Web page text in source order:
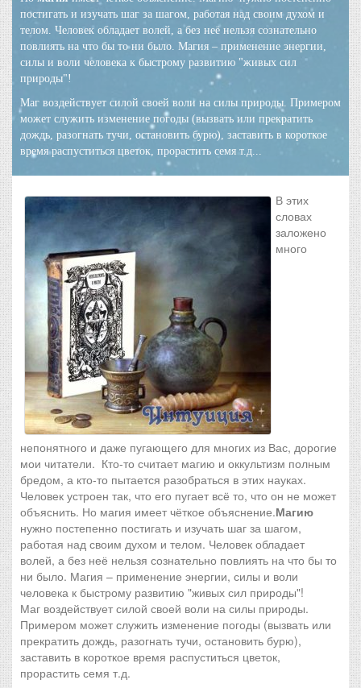
постигать и изучать шаг за шагом, работая над своим духом и
телом. Человек обладает волей, а без неё нельзя сознательно
повлиять на что бы то ни было. Магия – применение энергии,
силы и воли человека к быстрому развитию "живых сил
природы"!
Маг воздействует силой своей воли на силы природы. Примером
может служить изменение погоды (вызвать или прекратить
дождь, разогнать тучи, остановить бурю), заставить в короткое
время распуститься цветок, прорастить семя т.д...
В этих
словах
заложено
много
непонятного и даже пугающего для многих из Вас, дорогие
мои читатели. Кто-то считает магию и оккультизм полным
бредом, а кто-то пытается разобраться в этих науках.
Человек устроен так, что его пугает всё то, что он не может
объяснить. Но магия имеет чёткое объяснение.Магию
нужно постепенно постигать и изучать шаг за шагом,
работая над своим духом и телом. Человек обладает
волей, а без неё нельзя сознательно повлиять на что бы то
ни было. Магия – применение энергии, силы и воли
человека к быстрому развитию "живых сил природы"!
Маг воздействует силой своей воли на силы природы.
Примером может служить изменение погоды (вызвать или
прекратить дождь, разогнать тучи, остановить бурю),
заставить в короткое время распуститься цветок,
прорастить семя т.д.